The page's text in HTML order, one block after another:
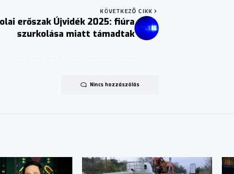
KÖVETKEZŐ CIKK
erőszak Újvidék 2025: fiúra
szurkolása miatt támadtak
Nincs hozzászólás